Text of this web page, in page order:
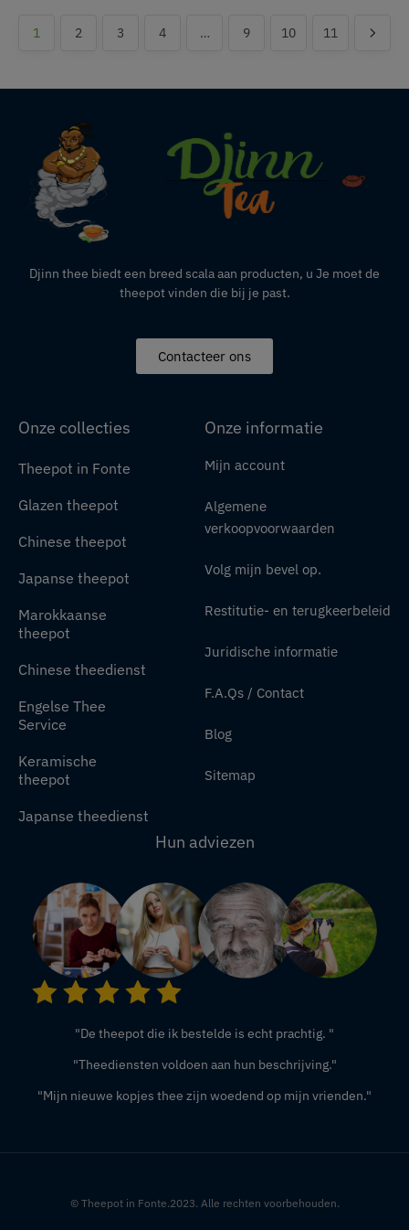
1 2 3 4 … 9 10 11
Djinn thee biedt een breed scala aan producten, u Je moet de
theepot vinden die bij je past.
Contacteer ons
Onze collecties
Theepot in Fonte
Glazen theepot
Chinese theepot
Japanse theepot
Marokkaanse
theepot
Chinese theedienst
Engelse Thee
Service
Keramische
theepot
Japanse theedienst
Onze informatie
Mijn account
Algemene
verkoopvoorwaarden
Volg mijn bevel op.
Restitutie- en terugkeerbeleid
Juridische informatie
F.A.Qs / Contact
Blog
Sitemap
Hun adviezen
"De theepot die ik bestelde is echt prachtig. "
"Theediensten voldoen aan hun beschrijving."
"Mijn nieuwe kopjes thee zijn woedend op mijn vrienden."
© Theepot in Fonte.2023. Alle rechten voorbehouden.